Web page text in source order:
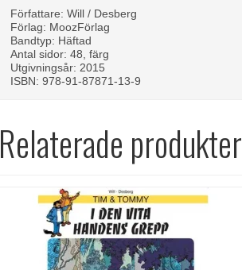
Författare: Will / Desberg
Förlag: MoozFörlag
Bandtyp: Häftad
Antal sidor: 48, färg
Utgivningsår: 2015
ISBN: 978-91-87871-13-9
Relaterade produkter